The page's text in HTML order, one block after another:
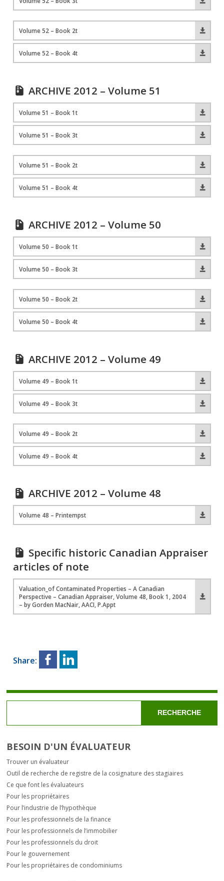
Volume 52 – Book 2t
Volume 52 – Book 4t
ARCHIVE 2012 – Volume 51
Volume 51 – Book 1t
Volume 51 – Book 3t
Volume 51 – Book 2t
Volume 51 – Book 4t
ARCHIVE 2012 – Volume 50
Volume 50 – Book 1t
Volume 50 – Book 3t
Volume 50 – Book 2t
Volume 50 – Book 4t
ARCHIVE 2012 – Volume 49
Volume 49 – Book 1t
Volume 49 – Book 3t
Volume 49 – Book 2t
Volume 49 – Book 4t
ARCHIVE 2012 – Volume 48
Volume 48 – Printempst
Specific historic Canadian Appraiser
articles of note
Valuation_of Contaminated Properties – A Canadian
Perspective – Canadian Appraiser, Volume 48, Book 1, 2004
– by Gorden MacNair, AACI, P.Appt
Share:
RECHERCHE
BESOIN D'UN ÉVALUATEUR
Trouver un évaluateur
Outil de recherche de registre de la cosignature des stagiaires
Ce que font les évaluateurs
Pour les propriétaires
Pour l’industrie de l’hypothèque
Pour les professionnels de la finance
Pour les professionnels de l’immobilier
Pour les professionnels du droit
Pour le gouvernement
Pour les propriétaires de condominiums